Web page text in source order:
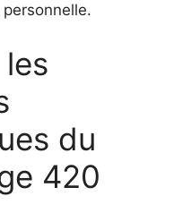
du
420